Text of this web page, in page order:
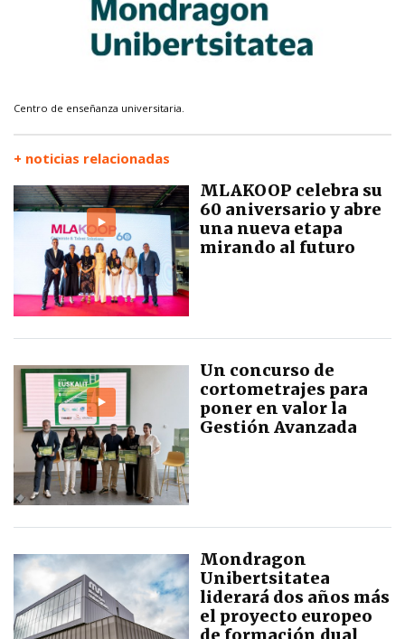
Centro de enseñanza universitaria.
+ noticias relacionadas
MLAKOOP celebra su
60 aniversario y abre
una nueva etapa
mirando al futuro
Un concurso de
cortometrajes para
poner en valor la
Gestión Avanzada
Mondragon
Unibertsitatea
liderará dos años más
el proyecto europeo
de formación dual